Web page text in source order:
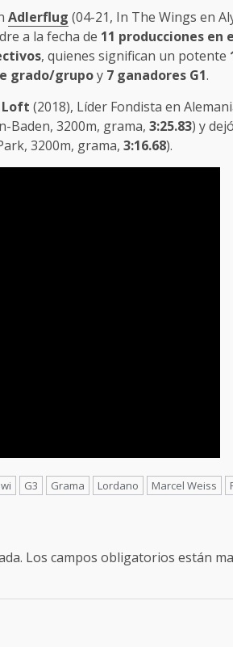
Adlerflug (04-21, In The Wings en
a la fecha de 11 producciones en
, quienes significan un potente
grado/grupoy 7 ganadores G1.
Loft (2018), Líder Fondista en
Baden, 3200m, grama, 3:25.83) y
3200m, grama, 3:16.68).
G3 Grama Lordano Marcel Weiss
Los campos obligatorios están